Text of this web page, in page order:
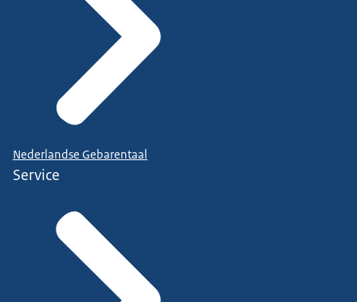
Nederlandse Gebarentaal
Service